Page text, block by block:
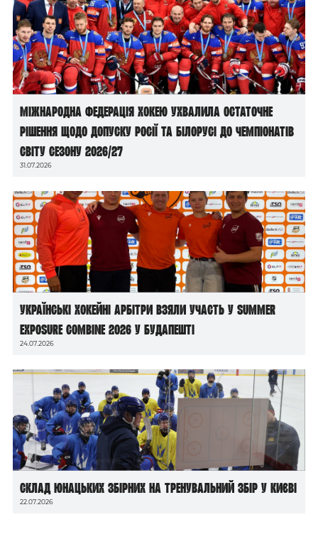
Міжнародна федерація хокею ухвалила остаточне
рішення щодо допуску росії та білорусі до чемпіонатів
світу сезону 2026/27
31.07.2026
Українські хокейні арбітри взяли участь у Summer
Exposure Combine 2026 у Будапешті
24.07.2026
Склад юнацьких збірних на тренувальний збір у Києві
22.07.2026